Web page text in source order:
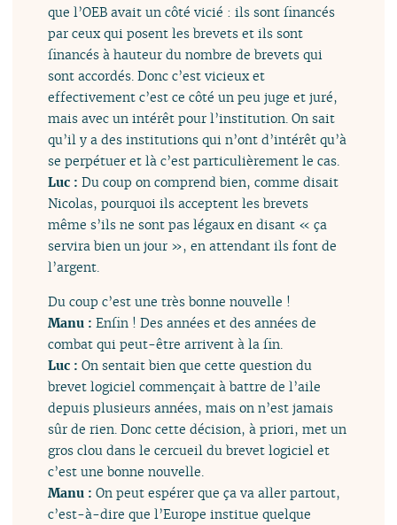
que l’OEB avait un côté vicié : ils sont financés
par ceux qui posent les brevets et ils sont
financés à hauteur du nombre de brevets qui
sont accordés. Donc c’est vicieux et
effectivement c’est ce côté un peu juge et juré,
mais avec un intérêt pour l’institution. On sait
qu’il y a des institutions qui n’ont d’intérêt qu’à
se perpétuer et là c’est particulièrement le cas.
Luc :Du coup on comprend bien, comme disait
Nicolas, pourquoi ils acceptent les brevets
même s’ils ne sont pas légaux en disant « ça
servira bien un jour », en attendant ils font de
l’argent.
Du coup c’est une très bonne nouvelle !
Manu :Enfin ! Des années et des années de
combat qui peut-être arrivent à la fin.
Luc :On sentait bien que cette question du
brevet logiciel commençait à battre de l’aile
depuis plusieurs années, mais on n’est jamais
sûr de rien. Donc cette décision, à priori, met un
gros clou dans le cercueil du brevet logiciel et
c’est une bonne nouvelle.
Manu :On peut espérer que ça va aller partout,
c’est-à-dire que l’Europe institue quelque